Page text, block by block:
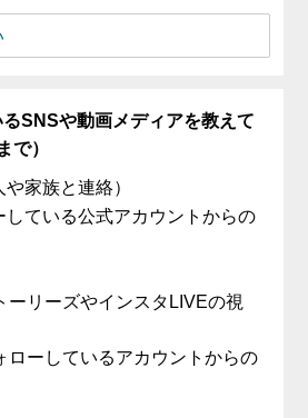
SNSや動画メディアを教えて
で）
家族と連絡）
している公式アカウントからの
ーリーズやインスタLIVEの視
ローしているアカウントからの